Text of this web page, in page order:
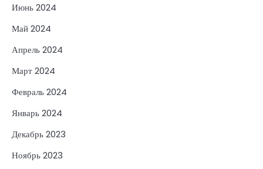
Июнь 2024
Май 2024
Апрель 2024
Март 2024
Февраль 2024
Январь 2024
Декабрь 2023
Ноябрь 2023